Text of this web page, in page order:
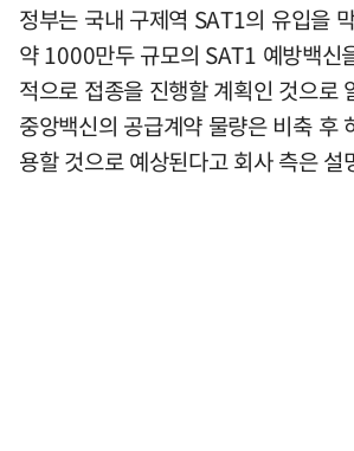
정부는 국내 구제역 SAT1의 유입을
약 1000만두 규모의 SAT1 예방백신
적으로 접종을 진행할 계획인 것으로
중앙백신의 공급계약 물량은 비축 후
용할 것으로 예상된다고 회사 측은 설